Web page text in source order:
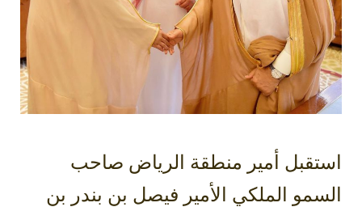
استقبل أمير منطقة الرياض صاحب
السمو الملكي الأمير فيصل بن بندر بن